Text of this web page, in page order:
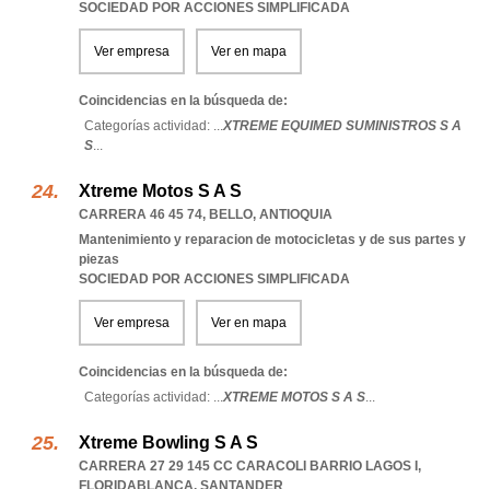
SOCIEDAD POR ACCIONES SIMPLIFICADA
Ver empresa Ver en mapa
Coincidencias en la búsqueda de:
Categorías actividad: ...XTREME EQUIMED SUMINISTROS S A
S...
Xtreme Motos S A S
CARRERA 46 45 74, BELLO, ANTIOQUIA
Mantenimiento y reparacion de motocicletas y de sus partes y
piezas
SOCIEDAD POR ACCIONES SIMPLIFICADA
Ver empresa Ver en mapa
Coincidencias en la búsqueda de:
Categorías actividad: ...XTREME MOTOS S A S...
Xtreme Bowling S A S
CARRERA 27 29 145 CC CARACOLI BARRIO LAGOS I ,
FLORIDABLANCA, SANTANDER